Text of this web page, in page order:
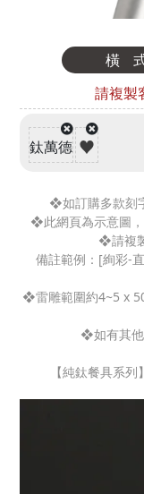
❖如訂購多款刻
❖此網頁為示意圖
❖請複
備註範例：[絢彩-
❖雷雕範圍約4~5 x
❖如有其
【純鈦餐具系列